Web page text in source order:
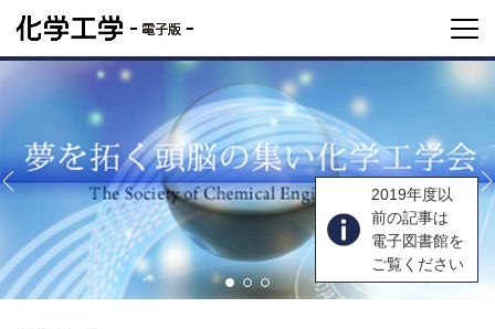
2019年度以
前の記事は
電子図書館を
ご覧ください